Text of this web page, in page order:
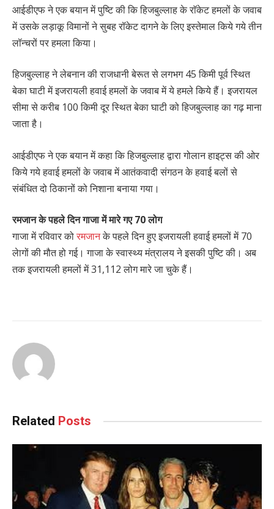
आईडीएफ ने एक बयान में पुष्टि की कि हिजबुल्लाह के राॅकेट हमलों के जवाब
में उसके लड़ाकू विमानों ने सुबह रॉकेट दागने के लिए इस्तेमाल किये गये तीन
लॉन्चरों पर हमला किया।
हिजबुल्लाह ने लेबनान की राजधानी बेरूत से लगभग 45 किमी पूर्व स्थित
बेका घाटी में इजरायली हवाई हमलों के जवाब में ये हमले किये हैं। इजरायल
सीमा से करीब 100 किमी दूर स्थित बेका घाटी को हिजबुल्लाह का गढ़ माना
जाता है।
आईडीएफ ने एक बयान में कहा कि हिजबुल्लाह द्वारा गोलान हाइट्स की ओर
किये गये हवाई हमलों के जवाब में आतंकवादी संगठन के हवाई बलों से
संबंधित दो ठिकानों को निशाना बनाया गया।
रमजान के पहले दिन गाजा में मारे गए 70 लोग
गाजा में रविवार कोरमजानके पहले दिन हुए इजरायली हवाई हमलों में 70
लेागों की मौत हो गई। गाजा के स्वास्थ्य मंत्रालय ने इसकी पुष्टि की। अब
तक इजरायली हमलों में 31,112 लोग मारे जा चुके हैं।
Related Posts